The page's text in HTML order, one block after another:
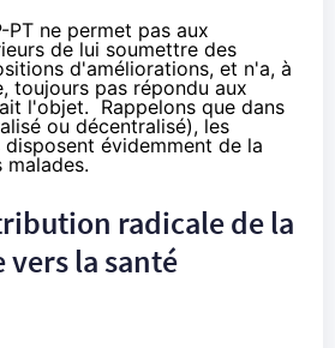
PT ne permet pas aux
de lui soumettre des
d'améliorations, et n'a, à
toujours pas répondu aux
l'objet. Rappelons que dans
ou décentralisé), les
évidemment de la
malades.
radicale de la
la santé